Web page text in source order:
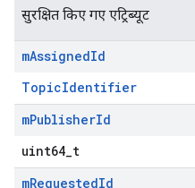
सुरक्षित किए गए एट्रिब्यूट
mAssignedId
TopicIdentifier
mPublisherId
uint64_t
mRequestedId